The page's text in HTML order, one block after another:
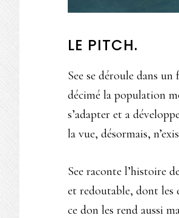
LE PITCH.
See se déroule dans
décimé la population
s’adapter et a
la vue, désormais,
See raconte l’histoire
et redoutable, dont les
ce don les rend aussi